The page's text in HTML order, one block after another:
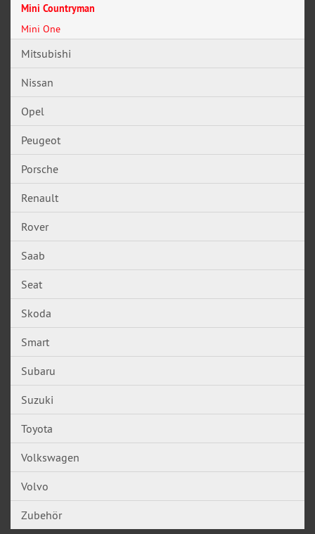
Mini Countryman
Mini One
Mitsubishi
Nissan
Opel
Peugeot
Porsche
Renault
Rover
Saab
Seat
Skoda
Smart
Subaru
Suzuki
Toyota
Volkswagen
Volvo
Zubehör